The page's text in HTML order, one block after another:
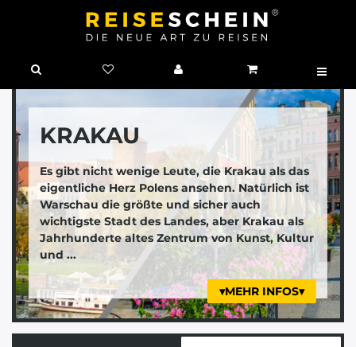
KRAKAU
Es gibt nicht wenige Leute, die Krakau als das
eigentliche Herz Polens ansehen. Natürlich ist
Warschau die größte und sicher auch
wichtigste Stadt des Landes, aber Krakau als
Jahrhunderte altes Zentrum von Kunst, Kultur
und ...
▾MEHR INFOS▾